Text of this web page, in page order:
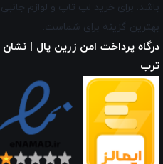
بهترین گزینه برای شماست.
درگاه پرداخت امن زرین پال | نشان
ترب